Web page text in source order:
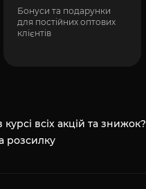
Бонуси та подарунки
для постійних оптових
клієнтів
всіх акцій та знижок?
розсилку